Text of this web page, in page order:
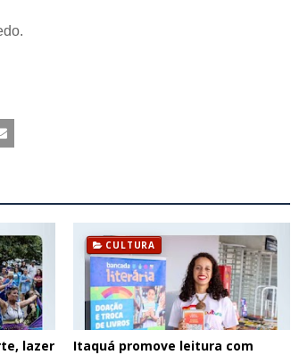
lazer
CULTURA
Itaquá promove leitura com